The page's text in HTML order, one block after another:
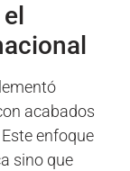
acabados
enfoque
sino que